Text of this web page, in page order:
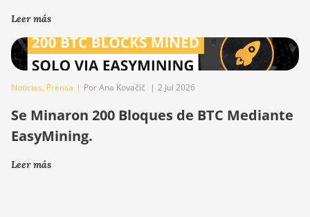
Leer más
Noticias, Prensa | Por Ana Kovačič | 2 Jul 2026
Se Minaron 200 Bloques de BTC Mediante
EasyMining.
Leer más